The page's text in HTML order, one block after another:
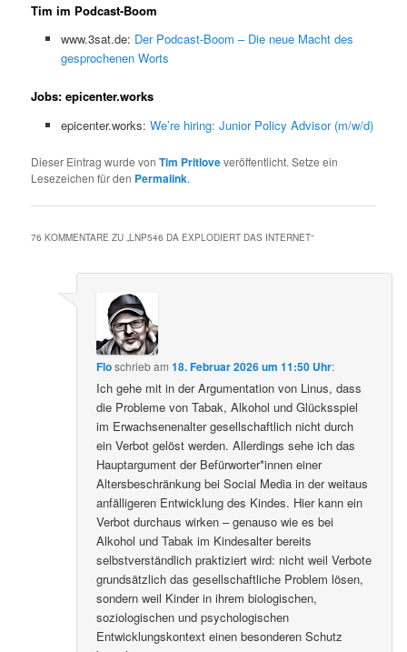
Tim im Podcast-Boom
www.3sat.de: Der Podcast-Boom – Die neue Macht des
gesprochenen Worts
Jobs: epicenter.works
epicenter.works: We’re hiring: Junior Policy Advisor (m/w/d)
Dieser Eintrag wurde vonTim Pritloveveröffentlicht. Setze ein
Lesezeichen für den Permalink.
76 KOMMENTARE ZU „LNP546 DA EXPLODIERT DAS INTERNET“
Floschriebam18. Februar 2026 um 11:50 Uhr:
Ich gehe mit in der Argumentation von Linus, dass
die Probleme von Tabak, Alkohol und Glücksspiel
im Erwachsenenalter gesellschaftlich nicht durch
ein Verbot gelöst werden. Allerdings sehe ich das
Hauptargument der Befürworter*innen einer
Altersbeschränkung bei Social Media in der weitaus
anfälligeren Entwicklung des Kindes. Hier kann ein
Verbot durchaus wirken – genauso wie es bei
Alkohol und Tabak im Kindesalter bereits
selbstverständlich praktiziert wird: nicht weil Verbote
grundsätzlich das gesellschaftliche Problem lösen,
sondern weil Kinder in ihrem biologischen,
soziologischen und psychologischen
Entwicklungskontext einen besonderen Schutz